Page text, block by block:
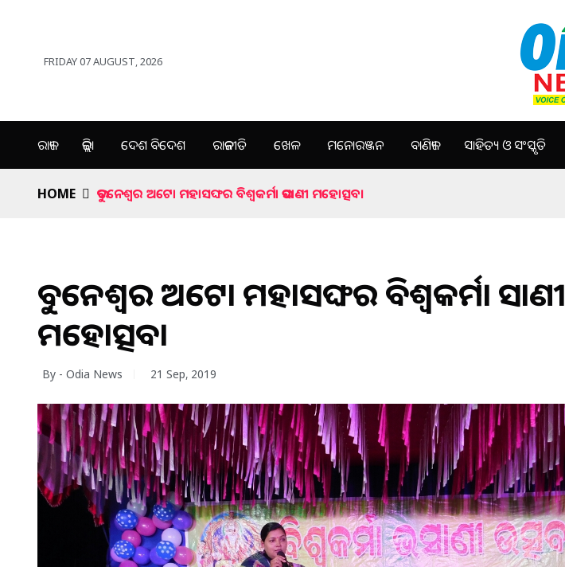
FRIDAY 07 AUGUST, 2026
ରାଜ୍ୟ ଜିଲ୍ଲା ଦେଶ ବିଦେଶ ରାଜନୀତି ଖେଳ ମନୋରଞ୍ଜନ ବାଣିଜ୍ୟ ସାହିତ୍ୟ ଓ ସଂସ୍କୃତି
HOME ଭୁବନେଶ୍ବର ଅଟୋ ମହାସଙ୍ଘର ବିଶ୍ବକର୍ମା ଭସାଣୀ ମହୋତ୍ସବ।
ଭୁବନେଶ୍ବର ଅଟୋ ମହାସଙ୍ଘର ବିଶ୍ବକର୍ମା ଭସାଣୀ
ମହୋତ୍ସବ।
By - Odia News 21 Sep, 2019